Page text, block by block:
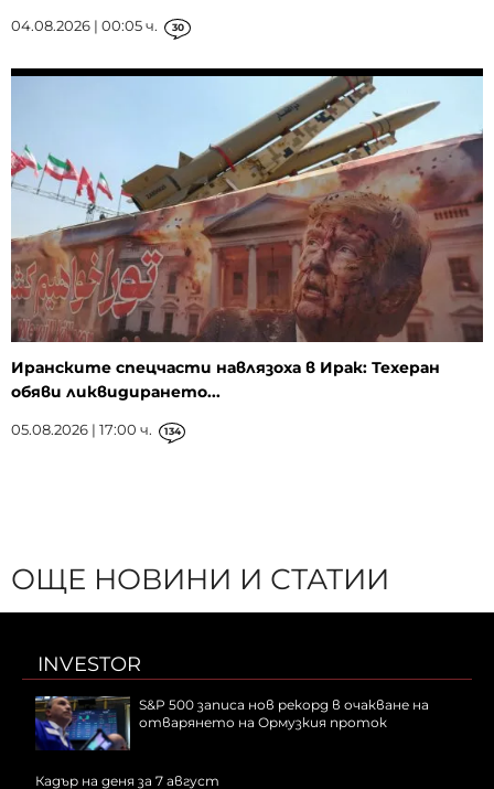
04.08.2026 | 00:05 ч. 30
Иранските спецчасти навлязоха в Ирак: Техеран
обяви ликвидирането...
05.08.2026 | 17:00 ч. 134
ОЩЕ НОВИНИ И СТАТИИ
INVESTOR
S&P 500 записа нов рекорд в очакване на
отварянето на Ормузкия проток
Кадър на деня за 7 август